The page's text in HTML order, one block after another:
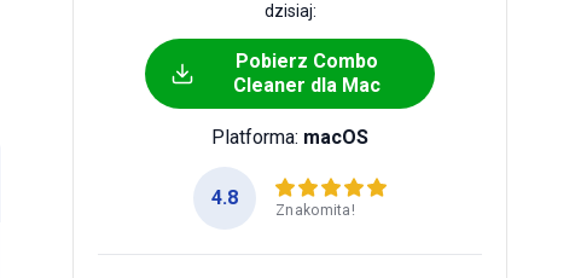
dzisiaj:
Pobierz Combo
Cleaner dla Mac
Platforma: macOS
4.8
Znakomita!